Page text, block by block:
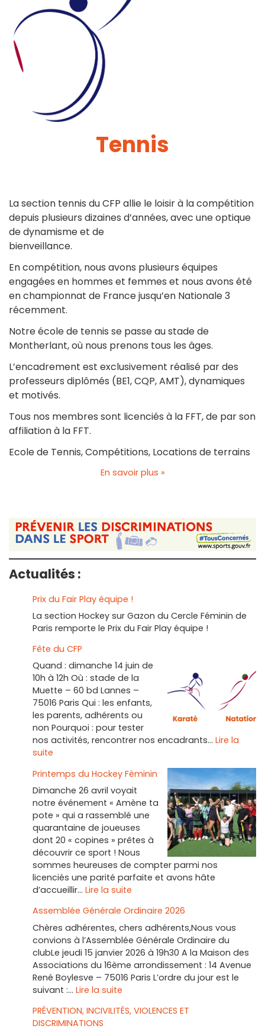
Tennis
La section tennis du CFP allie le loisir à la compétition
depuis plusieurs dizaines d’années, avec une optique
de dynamisme et de
bienveillance.
En compétition, nous avons plusieurs équipes
engagées en hommes et femmes et nous avons été
en championnat de France jusqu’en Nationale 3
récemment.
Notre école de tennis se passe au stade de
Montherlant, où nous prenons tous les âges.
L’encadrement est exclusivement réalisé par des
professeurs diplômés (BE1, CQP, AMT), dynamiques
et motivés.
Tous nos membres sont licenciés à la FFT, de par son
affiliation à la FFT.
Ecole de Tennis, Compétitions, Locations de terrains
En savoir plus »
Actualités :
Prix du Fair Play équipe !
La section Hockey sur Gazon du Cercle Féminin de
Paris remporte le Prix du Fair Play équipe !
Fête du CFP
Quand : dimanche 14 juin de
10h à 12h Où : stade de la
Muette – 60 bd Lannes –
75016 Paris Qui : les enfants,
les parents, adhérents ou
non Pourquoi : pour tester
nos activités, rencontrer nos encadrants… Lire la
suite
du
CFP
Printemps du Hockey Féminin
Dimanche 26 avril voyait
notre événement « Amène ta
pote » qui a rassemblé une
quarantaine de joueuses
dont 20 « copines » prêtes à
découvrir ce sport ! Nous
sommes heureuses de compter parmi nos
licenciés une parité parfaite et avons hâte
d’accueillir… Lire la suite
du
Hockey
Féminin
Assemblée Générale Ordinaire 2026
Chères adhérentes, chers adhérents,Nous vous
convions à l’Assemblée Générale Ordinaire du
clubLe jeudi 15 janvier 2026 à 19h30 A la Maison des
Associations du 16ème arrondissement : 14 Avenue
René Boylesve – 75016 Paris L’ordre du jour est le
suivant :… Lire la suite
Générale
PRÉVENTION, INCIVILITÉS, VIOLENCES ET
DISCRIMINATIONS